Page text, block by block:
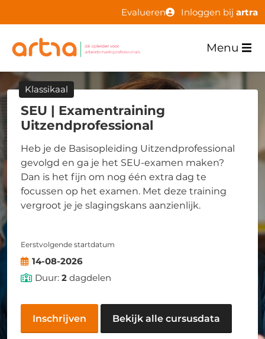
Evalueren Inloggen bij artra
Menu
Klassikaal
SEU | Examentraining
Uitzendprofessional
Heb je de Basisopleiding Uitzendprofessional
gevolgd en ga je het SEU-examen maken?
Dan is het fijn om nog één extra dag te
focussen op het examen. Met deze training
vergroot je je slagingskans aanzienlijk.
Eerstvolgende startdatum
14-08-2026
Duur: 2dagdelen
Inschrijven Bekijk alle cursusdata